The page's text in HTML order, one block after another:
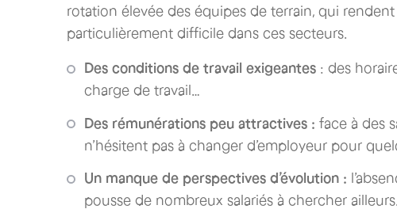
rotation élevée des équipes de terrain, qui
particulièrement difficile dans ces secteurs.
Des conditions de travail exigeantes : des
charge de travail…
Des rémunérations peu attractives : face à des
n’hésitent pas à changer d’employeur pour
Un manque de perspectives d’évolution :
pousse de nombreux salariés à chercher ailleurs.